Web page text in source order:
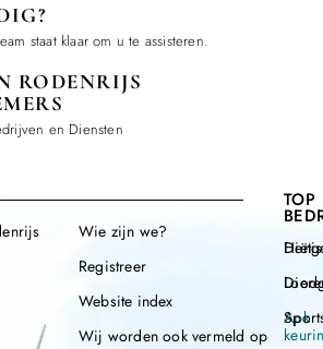
staat klaar om u te assisteren.
RODENRIJS
en Diensten
Wie zijn we?
Registreer
Website index
Wij worden ook vermeld op
TOP
Apk